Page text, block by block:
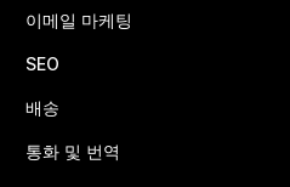
이메일 마케팅
SEO
배송
통화 및 번역